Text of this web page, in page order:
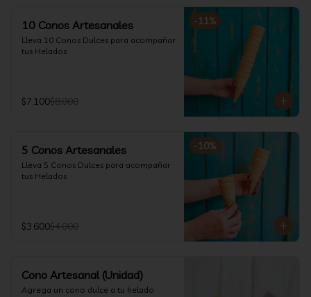
-11%
10 Conos Artesanales
Lleva 10 Conos Dulces para acompañar
tus Helados
$7.100$8.000
-10%
5 Conos Artesanales
Lleva 5 Conos Dulces para acompañar
tus Helados
$3.600$4.000
Cono Artesanal (Unidad)
Agrega un cono dulce a tu helado